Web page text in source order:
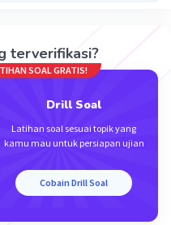
terverifikasi?
SOAL GRATIS!
Drill Soal
Latihan soal sesuai topik yang
kamu mau untuk persiapan ujian
Cobain Drill Soal